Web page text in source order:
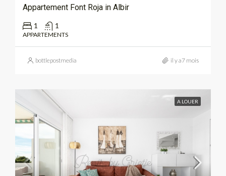
Appartement Font Roja in Albir
1 1
APPARTEMENTS
bottlepostmedia il y a7 mois
A LOUER